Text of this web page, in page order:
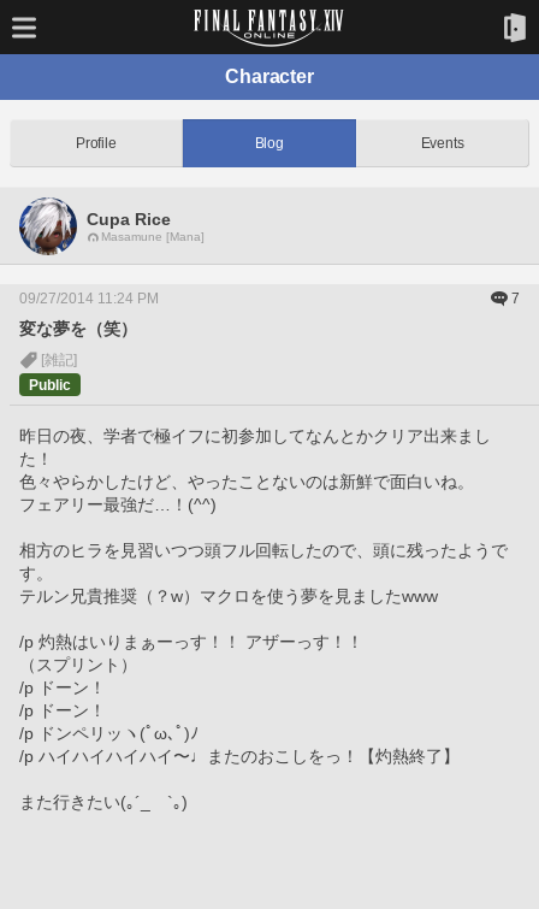
Character
Profile Blog Events
Cupa Rice
Masamune [Mana]
09/27/2014 11:24 PM 7
変な夢を（笑）
[雑記]
Public
昨日の夜、学者で極イフに初参加してなんとかクリア出来まし
た！
色々やらかしたけど、やったことないのは新鮮で面白いね。
フェアリー最強だ…！(^^)
相方のヒラを見習いつつ頭フル回転したので、頭に残ったようで
す。
テルン兄貴推奨（？w）マクロを使う夢を見ましたwww
/p 灼熱はいりまぁーっす！！ アザーっす！！
（スプリント）
/p ドーン！
/p ドーン！
/p ドンペリッヽ(ﾟω､ﾟ)ﾉ
/p ハイハイハイハイ〜♩またのおこしをっ！【灼熱終了】
また行きたい(｡´_ゝ`｡)